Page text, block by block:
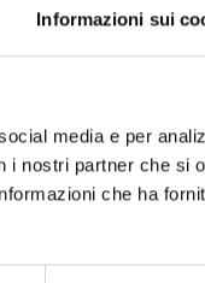
Informazioni sui
media e per
i nostri partner che si
che ha
QUESTA
E